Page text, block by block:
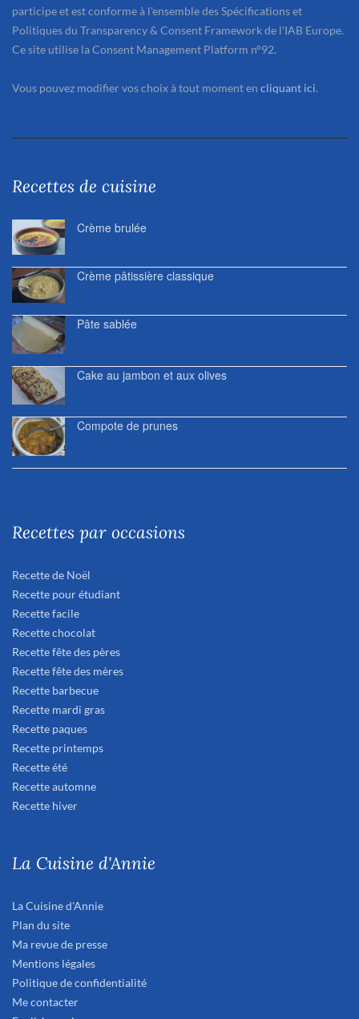
participe et est conforme à l'ensemble des Spécifications et
Politiques du Transparency & Consent Framework de l'IAB Europe.
Ce site utilise la Consent Management Platform n°92.
Vous pouvez modifier vos choix à tout moment en cliquant ici.
Recettes de cuisine
Crème brulée
Crème pâtissière classique
Pâte sablée
Cake au jambon et aux olives
Compote de prunes
Recettes par occasions
Recette de Noël
Recette pour étudiant
Recette facile
Recette chocolat
Recette fête des pères
Recette fête des mères
Recette barbecue
Recette mardi gras
Recette paques
Recette printemps
Recette été
Recette automne
Recette hiver
La Cuisine d'Annie
La Cuisine d'Annie
Plan du site
Ma revue de presse
Mentions légales
Politique de confidentialité
Me contacter